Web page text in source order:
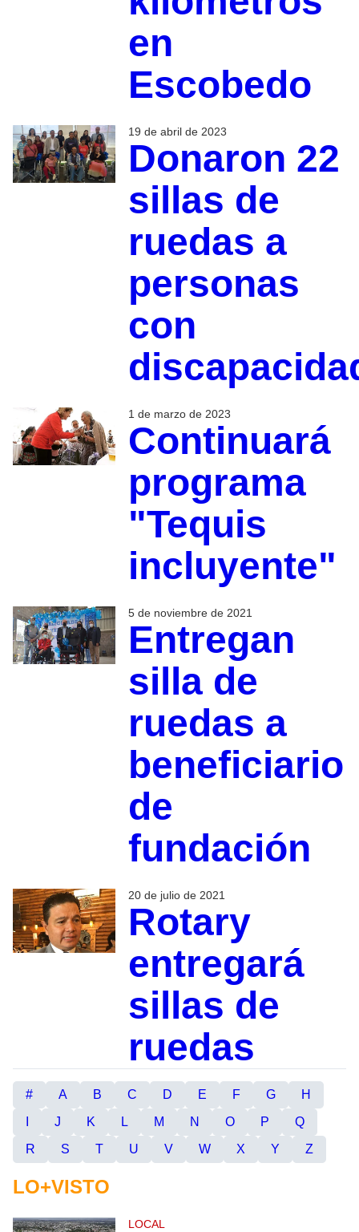
en
Escobedo
19 de abril de 2023
Donaron 22
sillas de
ruedas a
personas
con
1 de marzo de 2023
Continuará
programa
"Tequis
incluyente"
5 de noviembre de 2021
Entregan
silla de
ruedas a
beneficiario
de
fundación
20 de julio de 2021
Rotary
entregará
sillas de
ruedas
# A B C D E F G
H
J K L M N O P
Q
R
S T U V W X Y Z
LO+VISTO
LOCAL